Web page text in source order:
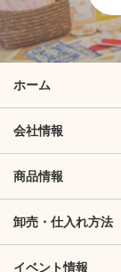
ホーム
会社情報
商品情報
卸売・仕入れ方法
イベント情報